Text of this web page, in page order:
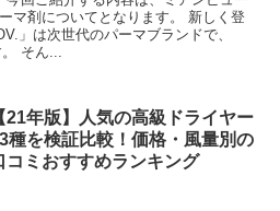
マ剤についてとなります。 新しく登
」は次世代のパーマブランドで、
そん...
21年版】人気の高級ドライヤー
種を検証比較！価格・風量別の
コミおすすめランキング